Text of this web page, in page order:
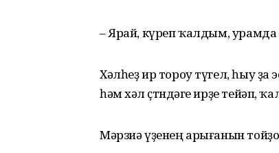
– Ярай, күреп ҡалдым,
Хәлһеҙ ир тороу түгел, һыу ҙа
һәм хәл өҫтөндәге ирҙе тейәп,
Мәрзиә үҙенең арығанын